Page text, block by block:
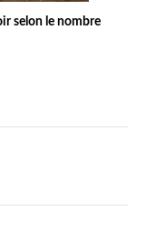
selon le nombre